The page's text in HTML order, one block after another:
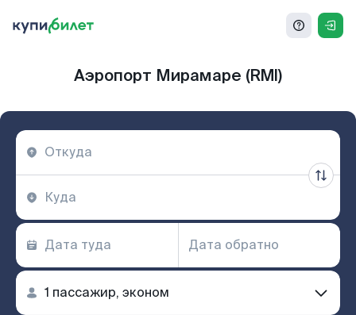
Аэропорт Мирамаре (RMI)